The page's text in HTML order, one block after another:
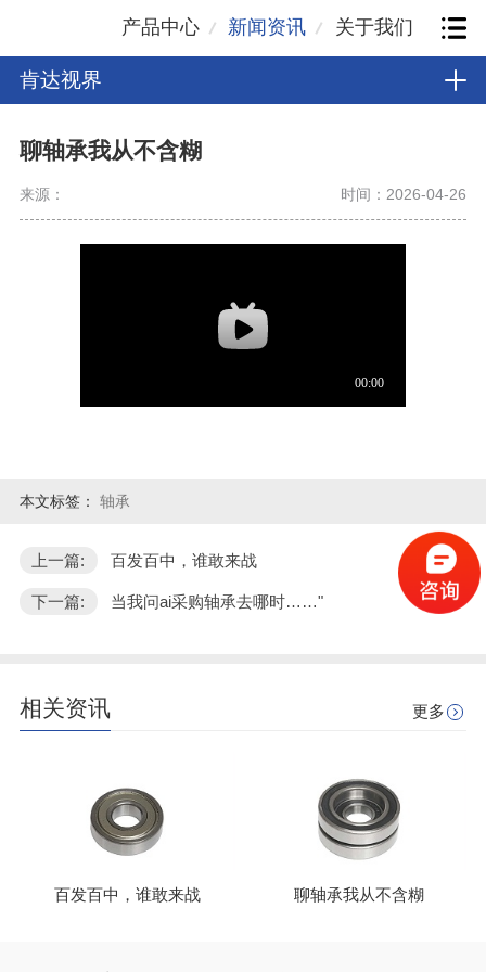
产品中心 新闻资讯 关于我们
肯达视界
聊轴承我从不含糊
来源： 时间：2026-04-26
本文标签： 轴承
上一篇: 百发百中，谁敢来战
下一篇: 当我问ai采购轴承去哪时……"
相关资讯 更多
百发百中，谁敢来战 聊轴承我从不含糊